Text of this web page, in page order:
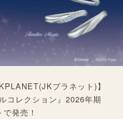
プラネット)】
コレクション』2026年期
発売！